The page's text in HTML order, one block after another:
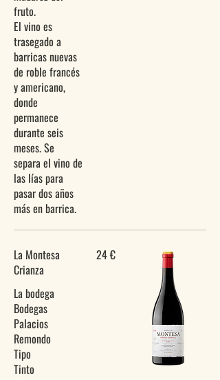
fruto.
El vino es
trasegado a
barricas nuevas
de roble francés
y americano,
donde
permanece
durante seis
meses. Se
separa el vino de
las lías para
pasar dos años
La Montesa
Crianza
La bodega
Bodegas
Palacios
Remondo
Tipo
Tinto
24 €